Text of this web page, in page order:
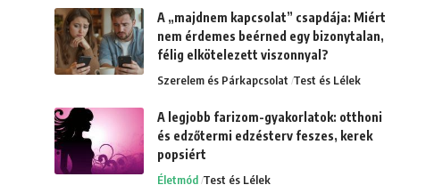
A „majdnem kapcsolat” csapdája: Miért
nem érdemes beérned egy bizonytalan,
félig elkötelezett viszonnyal?
Szerelem és Párkapcsolat Test és Lélek
A legjobb farizom-gyakorlatok: otthoni
és edzőtermi edzésterv feszes, kerek
popsiért
Életmód Test és Lélek